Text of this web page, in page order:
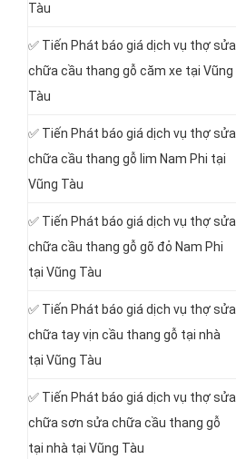
Tàu
✅ Tiến Phát báo giá dịch vụ thợ sửa
chữa cầu thang gỗ căm xe tại Vũng
Tàu
✅ Tiến Phát báo giá dịch vụ thợ sửa
chữa cầu thang gỗ lim Nam Phi tại
Vũng Tàu
✅ Tiến Phát báo giá dịch vụ thợ sửa
chữa cầu thang gỗ gõ đỏ Nam Phi
tại Vũng Tàu
✅ Tiến Phát báo giá dịch vụ thợ sửa
chữa tay vịn cầu thang gỗ tại nhà
tại Vũng Tàu
✅ Tiến Phát báo giá dịch vụ thợ sửa
chữa sơn sửa chữa cầu thang gỗ
tại nhà tại Vũng Tàu